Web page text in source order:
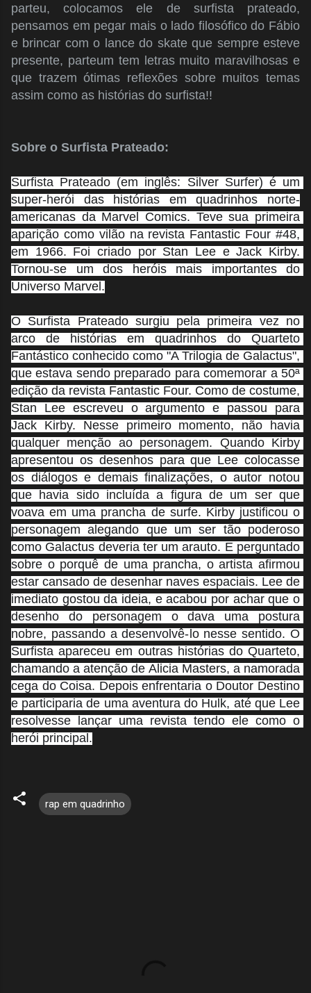
parteu, colocamos ele de surfista prateado,
pensamos em pegar mais o lado filosófico do Fábio
e brincar com o lance do skate que sempre esteve
presente, parteum tem letras muito maravilhosas e
que trazem ótimas reflexões sobre muitos temas
assim como as histórias do surfista!!
Sobre o Surfista Prateado:
Surfista Prateado (em inglês: Silver Surfer) é um
super-herói das histórias em quadrinhos norte-
americanas da Marvel Comics. Teve sua primeira
aparição como vilão na revista Fantastic Four #48,
em 1966. Foi criado por Stan Lee e Jack Kirby.
Tornou-se um dos heróis mais importantes do
Universo Marvel.
O Surfista Prateado surgiu pela primeira vez no
arco de histórias em quadrinhos do Quarteto
Fantástico conhecido como "A Trilogia de Galactus",
que estava sendo preparado para comemorar a 50ª
edição da revista Fantastic Four. Como de costume,
Stan Lee escreveu o argumento e passou para
Jack Kirby. Nesse primeiro momento, não havia
qualquer menção ao personagem. Quando Kirby
apresentou os desenhos para que Lee colocasse
os diálogos e demais finalizações, o autor notou
que havia sido incluída a figura de um ser que
voava em uma prancha de surfe. Kirby justificou o
personagem alegando que um ser tão poderoso
como Galactus deveria ter um arauto. E perguntado
sobre o porquê de uma prancha, o artista afirmou
estar cansado de desenhar naves espaciais. Lee de
imediato gostou da ideia, e acabou por achar que o
desenho do personagem o dava uma postura
nobre, passando a desenvolvê-lo nesse sentido. O
Surfista apareceu em outras histórias do Quarteto,
chamando a atenção de Alicia Masters, a namorada
cega do Coisa. Depois enfrentaria o Doutor Destino
e participaria de uma aventura do Hulk, até que Lee
resolvesse lançar uma revista tendo ele como o
herói principal.
rap em quadrinho